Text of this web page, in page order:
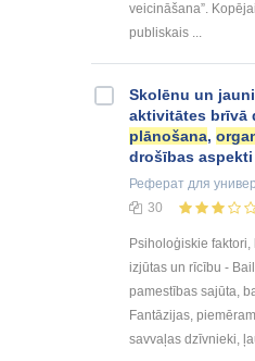
veicināšana”.
publiskais ...
Skolēnu un
aktivitātes brīvā
plānošana,
drošības aspekti
Реферат для
30
Psiholoģiskie faktori,
izjūtas un rīcību -
pamestības sajūta,
Fantāzijas,
savvaļas dzīvnieki,